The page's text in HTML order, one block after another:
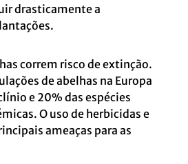
drasticamente a
correm risco de extinção.
de abelhas na Europa
e 20% das espécies
O uso de herbicidas e
ameaças para as